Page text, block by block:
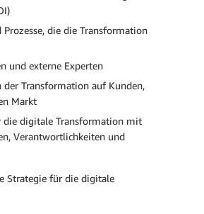
die die Transformation
und externe Experten
der Transformation auf Kunden,
Markt
die digitale Transformation mit
Verantwortlichkeiten und
Strategie für die digitale